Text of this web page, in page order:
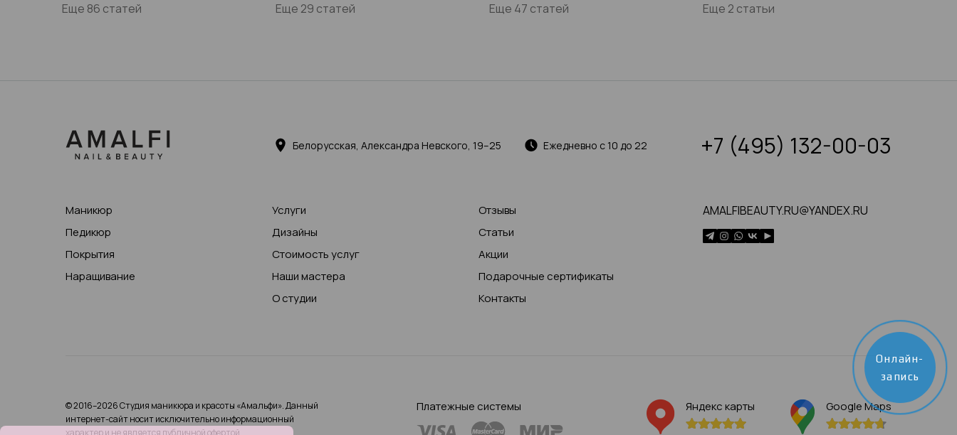
Еще 86 статей
Еще 29 статей
Еще 47 статей
Еще 2 статьи
Белорусская, Александра Невского, 19–25 Ежедневно с 10 до 22 +7 (495) 132-00-03
Маникюр
Педикюр
Покрытия
Наращивание
Услуги
Дизайны
Стоимость услуг
Наши мастера
О студии
Отзывы
Статьи
Акции
Подарочные сертификаты
Контакты
AMALFIBEAUTY.RU@YANDEX.RU
© 2016–2026 Студия маникюра и красоты «Амальфи». Данный
интернет-сайт носит исключительно информационный
характер и не является публичной офертой.
Платежные системы Яндекс карты Google Maps
Онлайн-
запись